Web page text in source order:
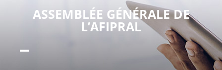
ASSEMBLÉE GÉNÉRALE DE
L’AFIPRAL